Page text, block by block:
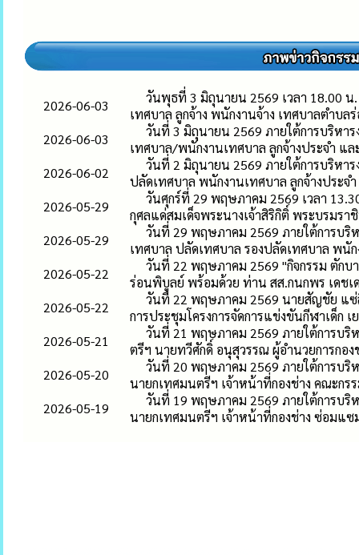
2026-06-03
วันพุธที่ 3 มิถุนายน 2569 เวลา 18.00
เทศบาล ลูกจ้าง พนักงานจ้าง เทศบาลตำบล
2026-06-03
วันที่ 3 มิถุนายน 2569 ภายใต้การบริห
เทศบาล/พนักงานเทศบาล ลูกจ้างประจำ แ
2026-06-02
วันที่ 2 มิถุนายน 2569 ภายใต้การบริห
ปลัดเทศบาล พนักงานเทศบาล ลูกจ้างประจ
2026-05-29
วันศุกร์ที่ 29 พฤษภาคม 2569 เวลา
กุศลแด่สมเด็จพระนางเจ้าสิริกิติ์ พระบรมร
2026-05-29
วันที่ 29 พฤษภาคม 2569 ภายใต้การบ
เทศบาล ปลัดเทศบาล รองปลัดเทศบาล พนั
2026-05-22
วันที่ 22 พฤษภาคม 2569 "กิจกรรม ตักบ
ร่อนพิบูลย์ พร้อมด้วย ท่าน สส.กนกพร เดช
2026-05-22
วันที่ 22 พฤษภาคม 2569 นายสัญชัย แ
การประชุมโครงการจัดการแข่งขันกีฬาเด็ก
2026-05-21
วันที่ 21 พฤษภาคม 2569 ภายใต้การบ
ตรีฯ นายทวีศักดิ์ อนุสุวรรณ ผู้อำนวยการกอง
2026-05-20
วันที่ 20 พฤษภาคม 2569 ภายใต้การบ
นายกเทศมนตรีฯ เจ้าหน้าที่กองช่าง คณะกร
2026-05-19
วันที่ 19 พฤษภาคม 2569 ภายใต้การบ
นายกเทศมนตรีฯ เจ้าหน้าที่กองช่าง ซ่อมแ